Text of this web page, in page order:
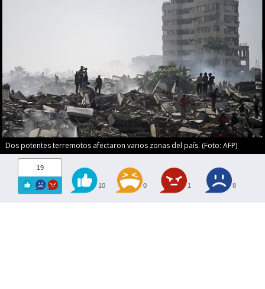
Dos potentes terremotos afectaron varios zonas del país. (Foto: AFP)
19
10 0 1 8